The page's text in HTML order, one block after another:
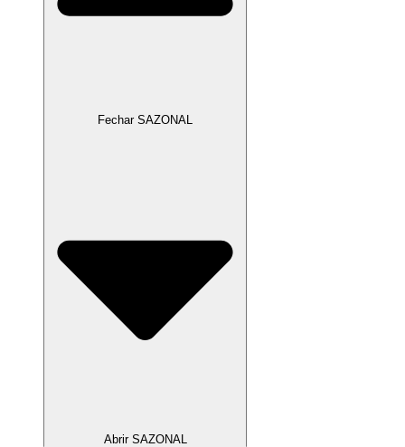
Fechar SAZONAL
Abrir SAZONAL